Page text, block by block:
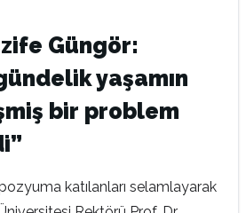
Güngör:
yaşamın
bir problem
katılanları selamlayarak